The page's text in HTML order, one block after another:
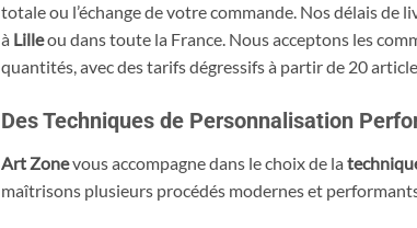
totale ou l’échange de votre commande. Nos délais de
à Lilleou dans toute la France. Nous acceptons les
quantités, avec des tarifs dégressifs à partir de 20
Des Techniques de Personnalisation
Art Zonevous accompagne dans le choix de la
maîtrisons plusieurs procédés modernes et